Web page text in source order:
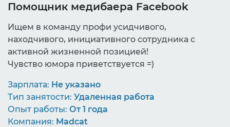
Помощник медибаера Facebook
Ищем в команду профи усидчивого,
находчивого, инициативного сотрудника с
активной жизненной позицией!
Чувство юмора приветствуется =)
Зарплата: Не указано
Тип занятости: Удаленная работа
Опыт работы: От 1 года
Компания: Madcat